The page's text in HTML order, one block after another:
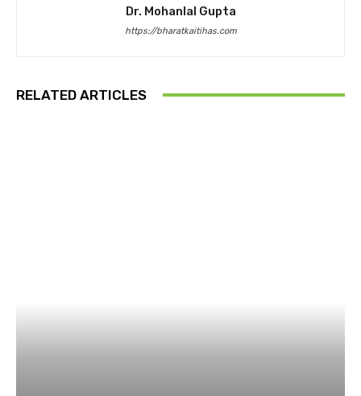
Dr. Mohanlal Gupta
https://bharatkaitihas.com
RELATED ARTICLES